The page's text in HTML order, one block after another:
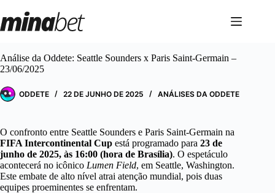
para
o
Análise da Oddete: Seattle Sounders x Paris Saint-Germain –
23/06/2025
ODDETE 22 DE JUNHO DE 2025 ANÁLISES DA ODDETE
O confronto entre Seattle Sounders e Paris Saint-Germain na
FIFA Intercontinental Cup está programado para 23 de
junho de 2025, às 16:00 (hora de Brasília). O espetáculo
acontecerá no icônico Lumen Field, em Seattle, Washington.
Este embate de alto nível atrai atenção mundial, pois duas
equipes proeminentes se enfrentam.